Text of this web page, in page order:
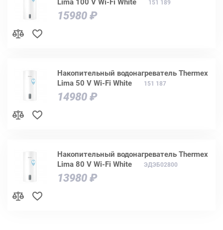
Lima 100 V Wi-Fi White
151 189
15980 ₽
Накопительный водонагреватель Thermex
Lima 50 V Wi-Fi White
151 187
14980 ₽
Накопительный водонагреватель Thermex
Lima 80 V Wi-Fi White
ЭДЭБ02800
13980 ₽